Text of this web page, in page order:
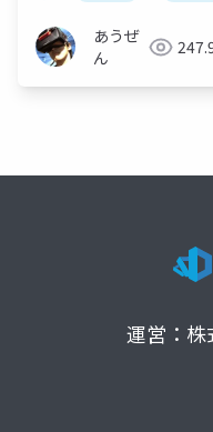
あうぜ
ん
運営：株